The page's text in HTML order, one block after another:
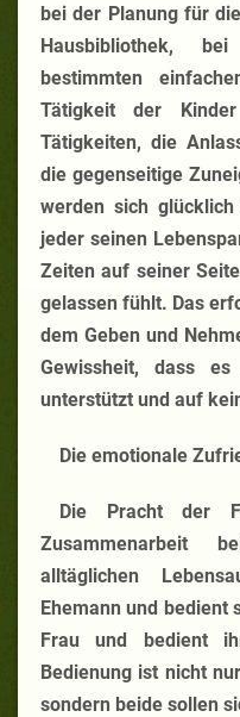
bei der Planung für
Hausbibliothek,
bestimmten
Tätigkeit der
Tätigkeiten, die
die gegenseitige
werden sich
jeder seinen
Zeiten auf seiner
gelassen fühlt. Das
dem Geben und
Gewissheit, dass
unterstützt und auf
Die emotionale
Die Pracht der
Zusammenarbeit
alltäglichen
Ehemann und bedient
Frau und bedient
Bedienung ist nicht
sondern beide sollen